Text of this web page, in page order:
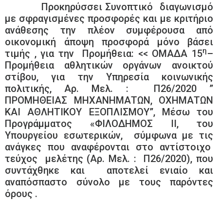
Προκηρύσσει Συνοπτικό διαγωνισμό
με σφραγισμένες προσφορές και με κριτήριο
ανάθεσης την πλέον συμφέρουσα από
οικονομική άποψη προσφορά μόνο βάσει
τιμής , για την Προμήθεια: << ΟΜΑΔΑ 15η–
Προμήθεια αθλητικών οργάνων ανοικτού
στίβου, για την Υπηρεσία κοινωνικής
πολιτικής, Αρ. Μελ. : Π26/2020 ”
ΠΡΟΜΗΘΕΙΑΣ ΜΗΧΑΝΗΜΑΤΩΝ, ΟΧΗΜΑΤΩΝ
ΚΑΙ ΑΘΛΗΤΙΚΟΥ ΕΞΟΠΛΙΣΜΟΥ”, Μέσω του
Προγράμματος «ΦΙΛΟΔΗΜΟΣ ΙΙ, του
Υπουργείου εσωτερικών, σύμφωνα με τις
ανάγκες που αναφέρονται στο αντίστοιχο
τεύχος μελέτης (Αρ. Μελ. : Π26/2020), που
συντάχθηκε και αποτελεί ενιαίο και
αναπόσπαστο σύνολο με τους παρόντες
όρους .